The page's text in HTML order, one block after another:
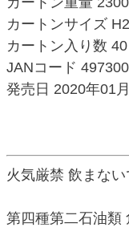
カートンサイズ
カートン入り数 40
JANコード
発売日 2020年01
火気厳禁 飲まな
第四種第二石油類